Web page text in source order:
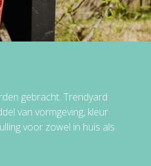
gebracht. Trendyard
van vormgeving, kleur
voor zowel in huis als